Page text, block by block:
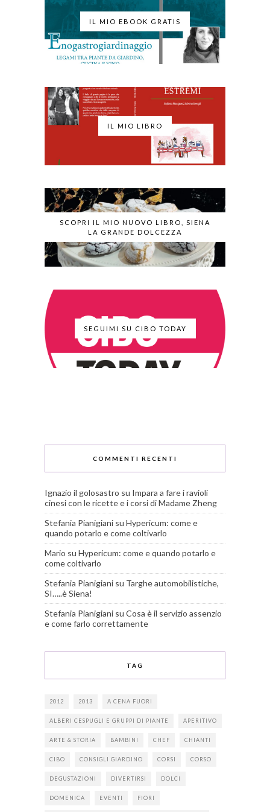
IL MIO EBOOK GRATIS
IL MIO LIBRO
SCOPRI IL MIO NUOVO LIBRO, SIENA
LA GRANDE DOLCEZZA
SEGUIMI SU CIBO TODAY
COMMENTI RECENTI
Ignazio il golosastro su Impara a fare i ravioli
cinesi con le ricette e i corsi di Madame Zheng
Stefania Pianigiani su Hypericum: come e
quando potarlo e come coltivarlo
Mario su Hypericum: come e quando potarlo e
come coltivarlo
Stefania Pianigiani su Targhe automobilistiche,
SI…..è Siena!
Stefania Pianigiani su Cosa è il servizio assenzio
e come farlo correttamente
TAG
2012 2013 A CENA FUORI
ALBERI CESPUGLI E GRUPPI DI PIANTE APERITIVO
ARTE & STORIA BAMBINI CHEF CHIANTI
CIBO CONSIGLI GIARDINO CORSI CORSO
DEGUSTAZIONI DIVERTIRSI DOLCI
DOMENICA EVENTI FIORI